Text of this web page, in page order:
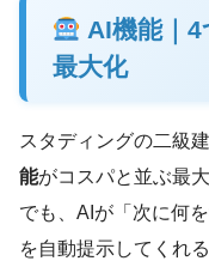
AI機能｜
最大化
スタディングの二級
能がコスパと並ぶ最
でも、AIが「次に何
を自動提示してくれ